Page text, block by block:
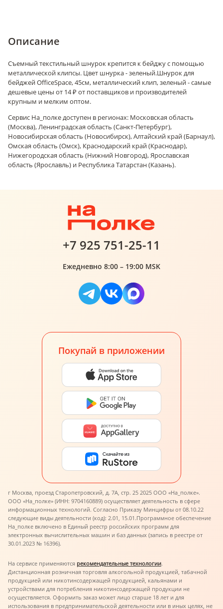
Описание
Съемный текстильный шнурок крепится к бейджу с помощью
металлической клипсы. Цвет шнурка - зеленый.Шнурок для
бейджей OfficeSpace, 45см, металлический клип, зеленый - самые
дешевые цены от 14 ₽ от поставщиков и производителей
крупным и мелким оптом.
Сервис На_полке доступен в регионах: Московская область
(Москва), Ленинградская область (Санкт-Петербург),
Новосибирская область (Новосибирск), Алтайский край (Барнаул),
Омская область (Омск), Краснодарский край (Краснодар),
Нижегородская область (Нижний Новгород), Ярославская
область (Ярославль) и Республика Татарстан (Казань).
+7 925 751-25-11
Ежедневно 8:00 – 19:00 MSK
Покупай в приложении
г Москва, проезд Старопетровский, д. 7А, стр. 25 2025 ООО «На_полке».
ООО «На_полке» (ИНН: 9704160889) осуществляет деятельность в сфере
информационных технологий. Согласно Приказу Минцифры от 08.10.22
следующие виды деятельности (код): 2.01, 15.01.Программное обеспечение
На_полке включено в Единый реестр российских программ для
электронных вычислительных машин и баз данных (запись в реестре от
30.01.2023 № 16396).
На сервисе применяются рекомендательные технологии.
Дистанционная розничная торговля алкогольной продукцией, табачной
продукцией или никотинсодержащей продукцией, кальянами и
устройствами для потребления никотинсодержащей продукции не
осуществляется. Оформить заказ может лицо старше 18 лет и для
использования в предпринимательской деятельности или в иных целях, не